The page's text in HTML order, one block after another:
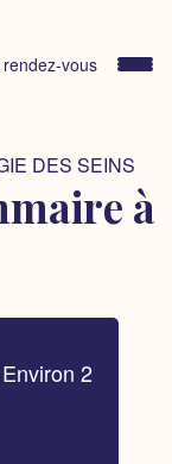
vous
DES SEINS
à
Environ 2